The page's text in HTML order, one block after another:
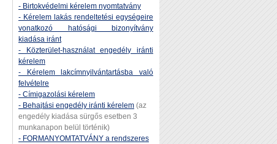
- Birtokvédelmi kérelem nyomtatvány
- Kérelem lakás rendeltetési egységeire
vonatkozó hatósági bizonyítvány
kiadása iránt
- Közterület-használat engedély iránti
kérelem
- Kérelem lakcímnyilvántartásba való
felvételre
- Címigazolási kérelem
- Behajtási engedély iránti kérelem (az
engedély kiadása sürgős esetben 3
munkanapon belül történik)
- FORMANYOMTATVÁNY a rendszeres